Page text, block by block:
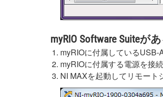
myRIO Software Suiteが
myRIOに付属しているUSB-
myRIOに付属する電源を接
NI MAXを起動してリモート